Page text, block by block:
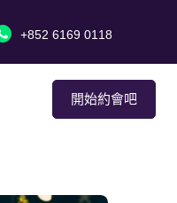
+852 6169 0118
開始約會吧